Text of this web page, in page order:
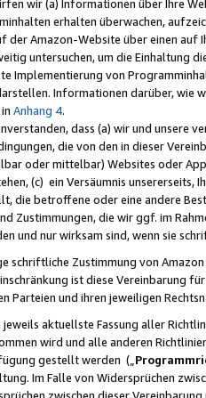
wir (a) Informationen über Ihre
erhalten überwachen,
der Amazon-Website über einen
untersuchen, um die Einhaltung
Implementierung von
Informationen darüber, wie
Anhang 4.
dass (a) wir und
die von den in dieser
oder mittelbar) Websites oder
(c) ein Versäumnis unsererseits,
die betroffene oder eine andere
Zustimmungen, die wir ggf. im
und nur wirksam sind, wenn sie
schriftliche Zustimmung von
ist diese Vereinbarung
Parteien und ihren jeweiligen
aktuellste Fassung aller
wird und alle anderen
gestellt werden („
Im Falle von Widersprüchen